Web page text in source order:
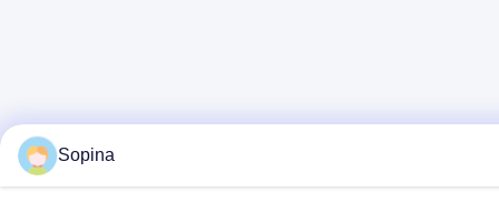
Sopina